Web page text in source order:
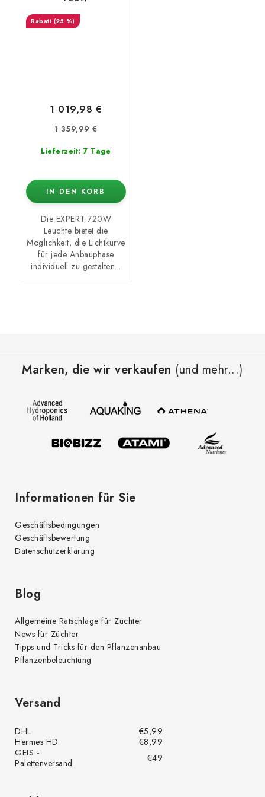
(25 %)
Lieferzeit: 7 Tage
1 019,98 €
1 359,99 €
IN DEN KORB
Die EXPERT 720W
Leuchte bietet die
Möglichkeit, die Lichtkurve
für jede Anbauphase
individuell zu gestalten...
Marken, die wir verkaufen (und mehr...)
Informationen für Sie
Geschäftsbedingungen
Geschäftsbewertung
Datenschutzerklärung
Blog
Allgemeine Ratschläge für Züchter
News für Züchter
Tipps und Tricks für den Pflanzenanbau
Pflanzenbeleuchtung
Versand
DHL
€5,99
Hermes HD
€8,99
GEIS -
Palettenversand
€49